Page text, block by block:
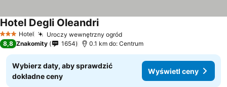
3 Kategoria
Hotel Uroczy wewnętrzny ogródWyświetl ceny
Hotel Degli OleandriWyświetl ceny
8,8 Znakomity 1654 0.1 km do: Centrum
Wybierz daty, aby sprawdzić
dokładne ceny
Wyświetl ceny